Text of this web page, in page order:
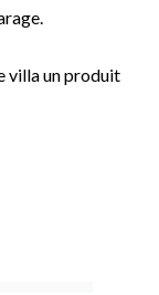
villa un produit